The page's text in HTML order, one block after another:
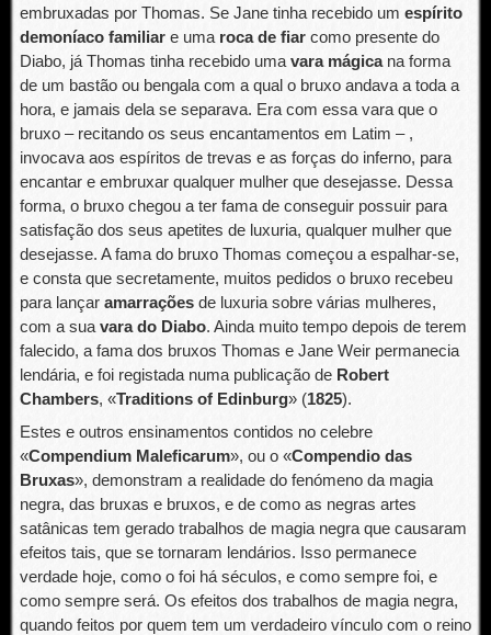
embruxadas por Thomas. Se Jane tinha recebido um espírito
demoníaco familiare uma roca de fiar como presente do
Diabo, já Thomas tinha recebido uma vara mágicana forma
de um bastão ou bengala com a qual o bruxo andava a toda a
hora, e jamais dela se separava. Era com essa vara que o
bruxo – recitando os seus encantamentos em Latim – ,
invocava aos espíritos de trevas e as forças do inferno, para
encantar e embruxar qualquer mulher que desejasse. Dessa
forma, o bruxo chegou a ter fama de conseguir possuir para
satisfação dos seus apetites de luxuria, qualquer mulher que
desejasse. A fama do bruxo Thomas começou a espalhar-se,
e consta que secretamente, muitos pedidos o bruxo recebeu
para lançar amarraçõesde luxuria sobre várias mulheres,
com a sua vara do Diabo. Ainda muito tempo depois de terem
falecido, a fama dos bruxos Thomas e Jane Weir permanecia
lendária, e foi registada numa publicação de Robert
Chambers, «Traditions of Edinburg» (1825).
Estes e outros ensinamentos contidos no celebre
«Compendium Maleficarum», ou o «Compendio das
Bruxas», demonstram a realidade do fenómeno da magia
negra, das bruxas e bruxos, e de como as negras artes
satânicas tem gerado trabalhos de magia negra que causaram
efeitos tais, que se tornaram lendários. Isso permanece
verdade hoje, como o foi há séculos, e como sempre foi, e
como sempre será. Os efeitos dos trabalhos de magia negra,
quando feitos por quem tem um verdadeiro vínculo com o reino